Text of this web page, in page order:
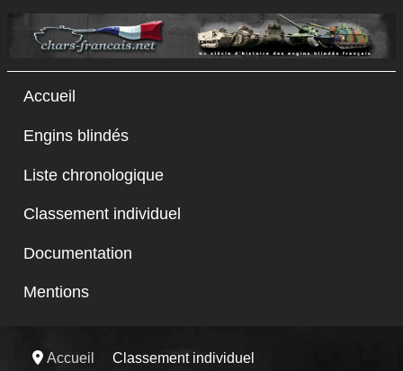
Accueil
Engins blindés
Liste chronologique
Classement individuel
Documentation
Mentions
Accueil
Classement individuel